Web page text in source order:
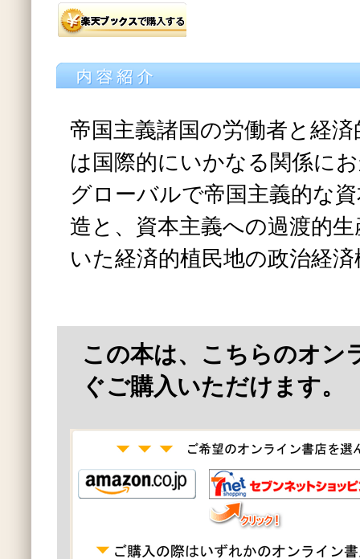
帝国主義諸国の労働者と経
は国際的にいかなる関係に
グローバルで帝国主義的な
造と、資本主義への過渡的
いた経済的植民地の政治経
この本は、こちらのオン
ぐご購入いただけます。